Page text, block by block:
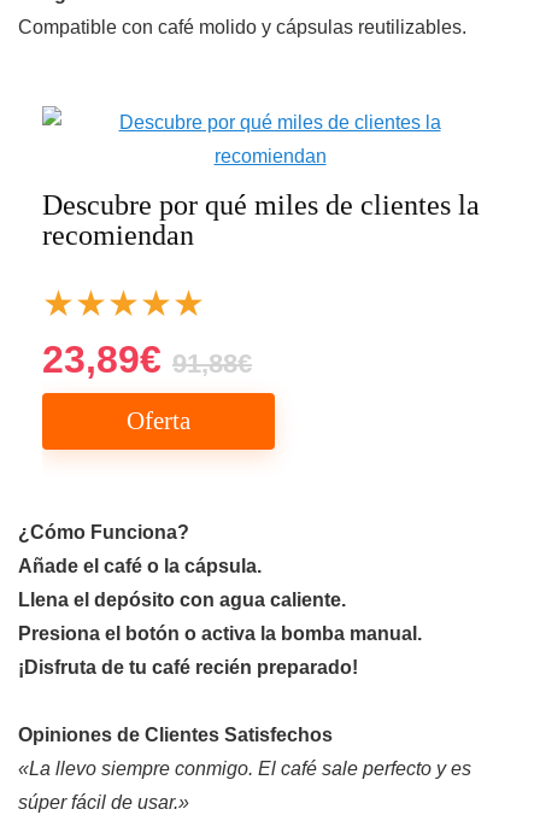
Compatible con café molido y cápsulas reutilizables.
Descubre por qué miles de clientes la
recomiendan
★★★★★
23,89€ 91,88€
Oferta
¿Cómo Funciona?
Añade el café o la cápsula.
Llena el depósito con agua caliente.
Presiona el botón o activa la bomba manual.
¡Disfruta de tu café recién preparado!
Opiniones de Clientes Satisfechos
«La llevo siempre conmigo. El café sale perfecto y es
súper fácil de usar.»